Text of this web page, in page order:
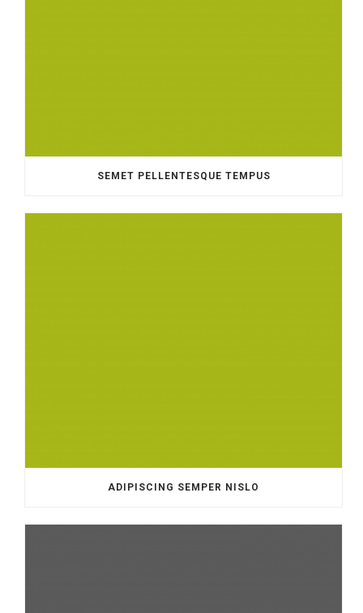
SEMET PELLENTESQUE TEMPUS
ADIPISCING SEMPER NISLO